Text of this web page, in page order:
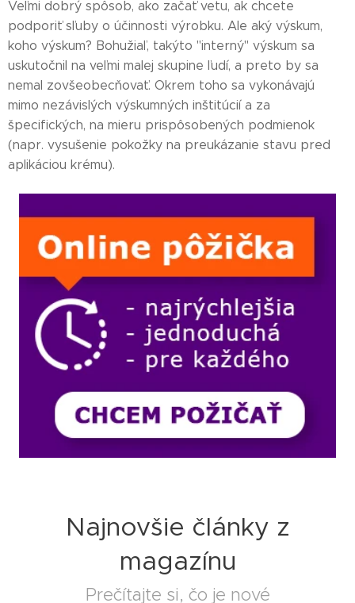
Veľmi dobrý spôsob, ako začať vetu, ak chcete
podporiť sľuby o účinnosti výrobku. Ale aký výskum,
koho výskum? Bohužiaľ, takýto "interný" výskum sa
uskutočnil na veľmi malej skupine ľudí, a preto by sa
nemal zovšeobecňovať. Okrem toho sa vykonávajú
mimo nezávislých výskumných inštitúcií a za
špecifických, na mieru prispôsobených podmienok
(napr. vysušenie pokožky na preukázanie stavu pred
aplikáciou krému).
Najnovšie články z
magazínu
Prečítajte si, čo je nové